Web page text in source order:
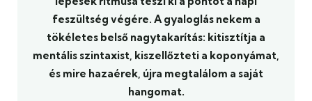
feszültség végére. A gyaloglás nekem a
tökéletes belső nagytakarítás: kitisztítja a
mentális szintaxist, kiszellőzteti a koponyámat,
és mire hazaérek, újra megtalálom a saját
hangomat.